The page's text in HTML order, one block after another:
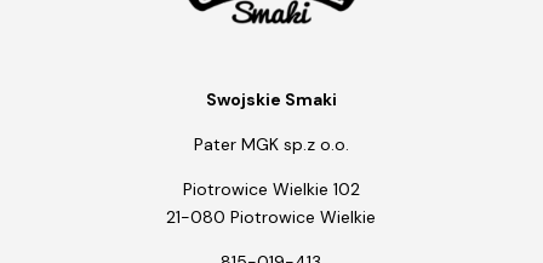
Swojskie Smaki
Pater MGK sp.z o.o.
Piotrowice Wielkie 102
21-080 Piotrowice Wielkie